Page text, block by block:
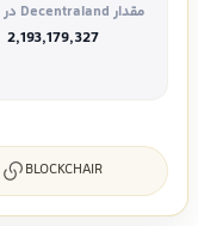
مقدار Decentraland در گردش
2,193,179,327
BLOCKCHAIR